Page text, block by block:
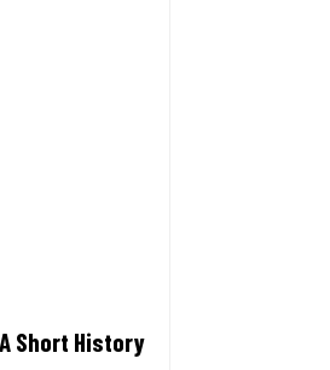
Short History